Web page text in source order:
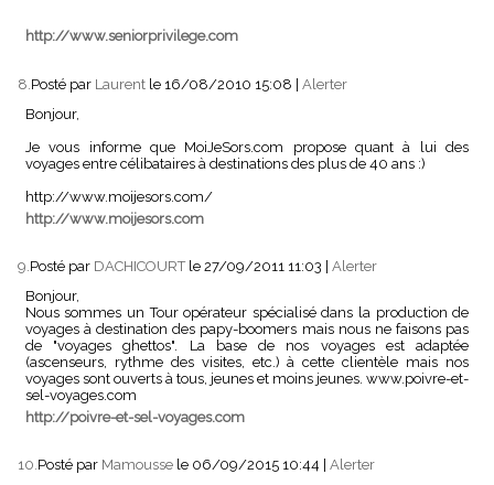
http://www.seniorprivilege.com
8. Posté par Laurent le 16/08/2010 15:08
Alerter
Bonjour,
Je vous informe que MoiJeSors.com propose quant à lui des
voyages entre célibataires à destinations des plus de 40 ans :)
http://www.moijesors.com/
http://www.moijesors.com
9.Posté par DACHICOURT le 27/09/2011 11:03
Alerter
Bonjour,
Nous sommes un Tour opérateur spécialisé dans la production de
voyages à destination des papy-boomers mais nous ne faisons pas
de "voyages ghettos". La base de nos voyages est adaptée
(ascenseurs, rythme des visites, etc.) à cette clientèle mais nos
voyages sont ouverts à tous, jeunes et moins jeunes. www.poivre-et-
sel-voyages.com
http://poivre-et-sel-voyages.com
10.Posté par Mamousse le 06/09/2015 10:44
Alerter